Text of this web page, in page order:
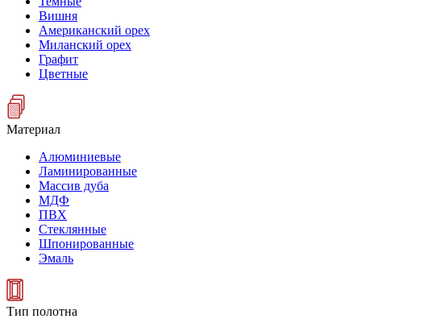
Вишня
Американский орех
Миланский орех
Графит
Цветные
Материал
Алюминиевые
Ламинированные
Массив дуба
МДФ
ПВХ
Стеклянные
Шпонированные
Эмаль
Тип полотна